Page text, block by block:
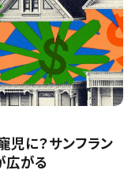
に？サンフラン
広がる